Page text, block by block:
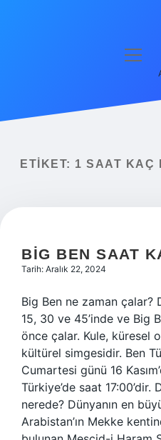
Yasal Uyarı
ETIKET: 1 SAAT KAÇ
BIG BEN SAAT
Tarih: Aralık 22, 2024
Big Ben ne zaman
15, 30 ve 45’inde ve Big
önce çalar. Kule, küresel
kültürel simgesidir. Ben
Cumartesi günü 16
Türkiye’de saat 17:00’dir.
nerede? Dünyanın en
Arabistan’ın Mekke